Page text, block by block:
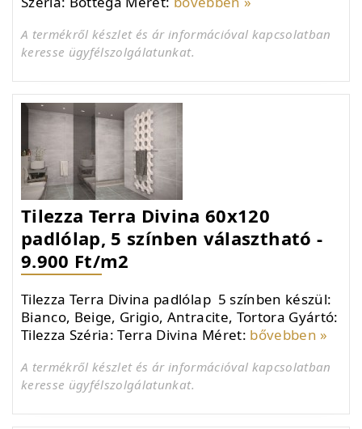
A termékről készlet és ár információval kapcsolatban
keresse ügyfélszolgálatunkat.
Tilezza Terra Divina 60x120
padlólap, 5 színben választható -
9.900 Ft/m2
Tilezza Terra Divina padlólap 5 színben készül:
Bianco, Beige, Grigio, Antracite, Tortora Gyártó:
Tilezza Széria: Terra Divina Méret: bővebben »
A termékről készlet és ár információval kapcsolatban
keresse ügyfélszolgálatunkat.